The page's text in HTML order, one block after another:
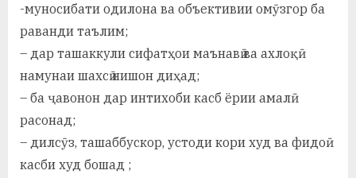
-муносибати одилона ва объективии омӯзгор ба
раванди таълим;
– дар ташаккули сифатҳои маънавӣ ва ахлоқӣ
намунаи шахсӣ нишон диҳад;
– ба ҷавонон дар интихоби касб ёрии амалӣ
расонад;
– дилсӯз, ташаббускор, устоди кори худ ва фидоӣ
касби худ бошад ;